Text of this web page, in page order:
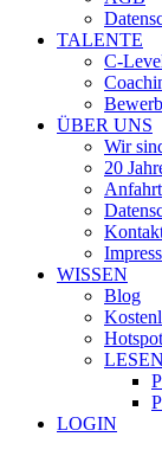
TALENTE
C-
ÜBER UNS
Wir
20
Anfahrt
WISSEN
Blog
LESEN
LOGIN